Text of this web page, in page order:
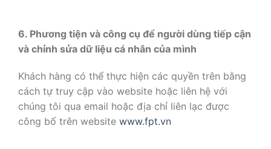
6. Phương tiện và công cụ để người dùng tiếp cận
và chỉnh sửa dữ liệu cá nhân của mình
Khách hàng có thể thực hiện các quyền trên bằng
cách tự truy cập vào website hoặc liên hệ với
chúng tôi qua email hoặc địa chỉ liên lạc được
công bố trên website www.fpt.vn